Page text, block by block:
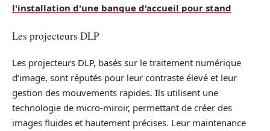
l'installation d'une banque d'accueil pour stand
Les projecteurs DLP
Les projecteurs DLP, basés sur le traitement numérique
d’image, sont réputés pour leur contraste élevé et leur
gestion des mouvements rapides. Ils utilisent une
technologie de micro-miroir, permettant de créer des
images fluides et hautement précises. Leur maintenance